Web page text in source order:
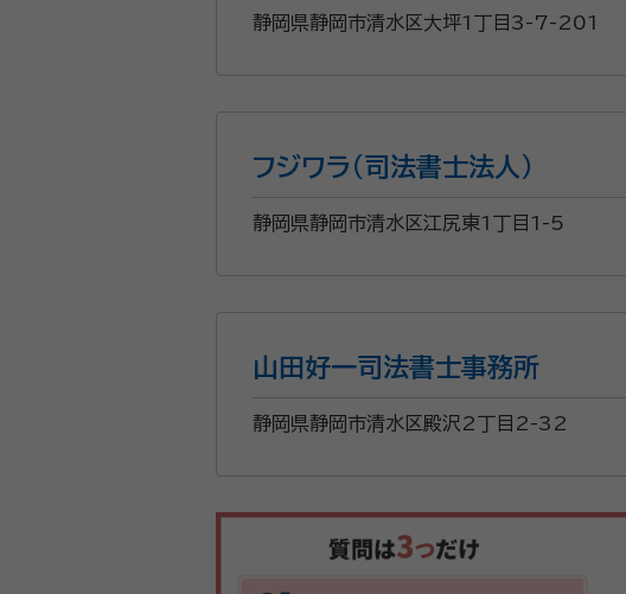
静岡県静岡市清水区大坪1丁目3-7-201
フジワラ(司法書士法人)
静岡県静岡市清水区江尻東1丁目1-5
山田好一司法書士事務所
静岡県静岡市清水区殿沢2丁目2-32